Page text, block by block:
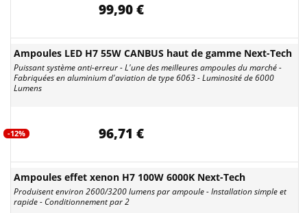
99,90 €
Ampoules LED H7 55W CANBUS haut de gamme Next-Tech
Puissant système anti-erreur - L'une des meilleures ampoules du marché -
Fabriquées en aluminium d'aviation de type 6063 - Luminosité de 6000
Lumens
-12% 96,71 €
Ampoules effet xenon H7 100W 6000K Next-Tech
Produisent environ 2600/3200 lumens par ampoule - Installation simple et
rapide - Conditionnement par 2